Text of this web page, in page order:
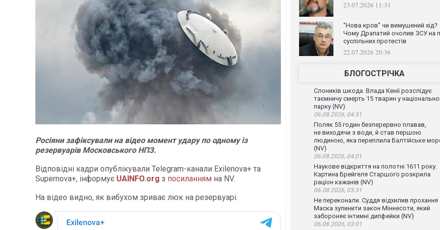
Росіяни зафіксували на відео момент удару по одному із
резервуарів Московського НПЗ.
Відповідні кадри опублікували Telegram-канали Exilenova+ та
Supernova+, інформує UAINFO.org з посиланням на NV.
На відео видно, як вибухом зриває люк на резервуарі.
23.07.2026 11:31
“Нова кров” чи вимушений хід?
Чому Драпатий очолив ЗСУ на
суспільних протестів
22.07.2026 20:36
БЛОГОСТРІЧКА
Слоників шкода. Влада Кенії розслідує
таємничу смерть 15 тварин у
парку (NV)
06.08.2026, 04:31
Поляк 55 годин безперервно плавав,
не виходячи з води, й став першою
людиною, яка переплила Балтійське
(NV)
06.08.2026, 04:01
Наукове відкриття на полотні 1611 року.
Картина Брейгеля Старшого розкрила
раціон кажанів (NV)
06.08.2026, 03:31
Не переконали. Суддя відхилив прохання
Маска зупинити закон Міннесоти, який
забороняє інтимні дипфейки (NV)
06.08.2026, 03:01